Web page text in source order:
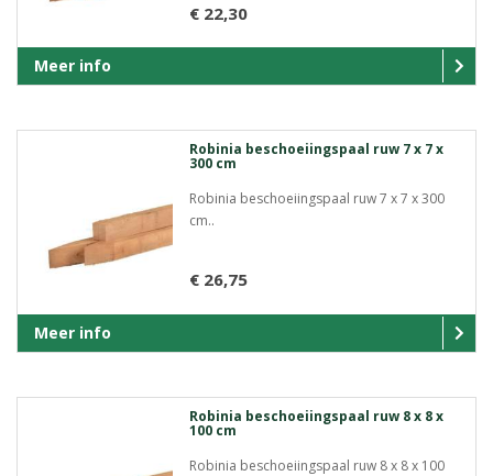
€ 22,30
Meer info
Robinia beschoeiingspaal ruw 7 x 7 x
300 cm
Robinia beschoeiingspaal ruw 7 x 7 x 300
cm..
€ 26,75
Meer info
Robinia beschoeiingspaal ruw 8 x 8 x
100 cm
Robinia beschoeiingspaal ruw 8 x 8 x 100